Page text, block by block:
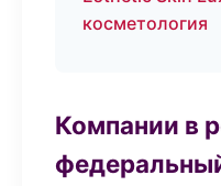
косметология
Компании в